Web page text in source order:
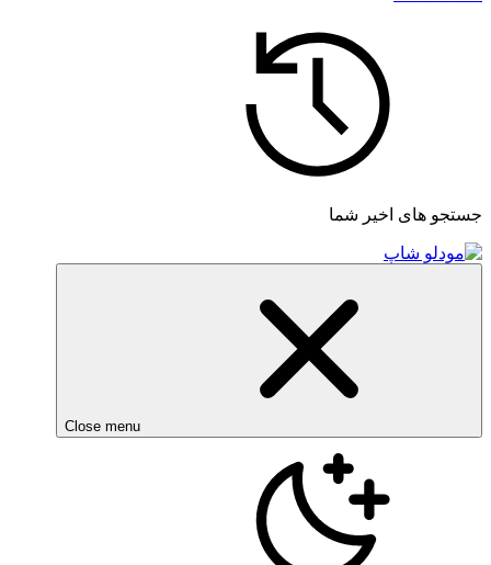
جستجو های اخیر شما
Close menu